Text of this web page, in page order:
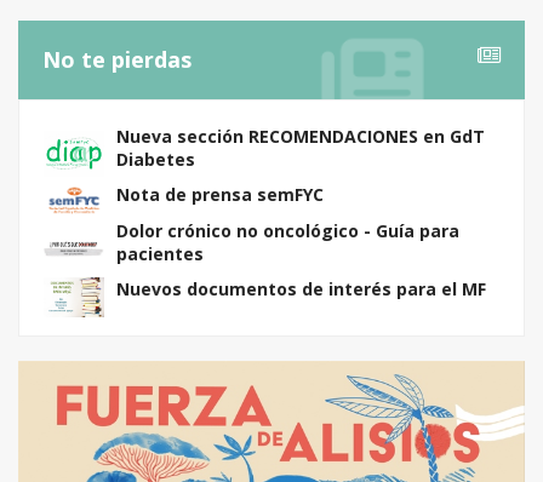
No te pierdas
Nueva sección RECOMENDACIONES en GdT
Diabetes
Nota de prensa semFYC
Dolor crónico no oncológico - Guía para
pacientes
Nuevos documentos de interés para el MF